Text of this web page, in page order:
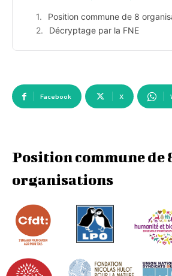
Position commune de 8
Décryptage par la FNE
Facebook X
Position commune de
organisations